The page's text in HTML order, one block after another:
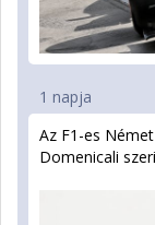
1 napja
Az F1-es
Domenicali